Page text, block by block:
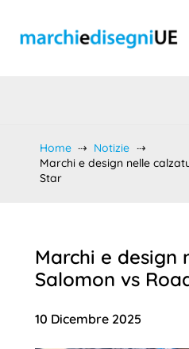
contenuto
Home
Notizie
Marchi e design nelle
Star
Marchi e design
Salomon vs
10 Dicembre 2025